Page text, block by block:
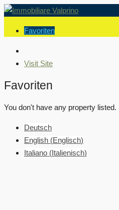
Favoriten
Visit Site
Favoriten
You don't have any property listed.
Deutsch
English (Englisch)
Italiano (Italienisch)